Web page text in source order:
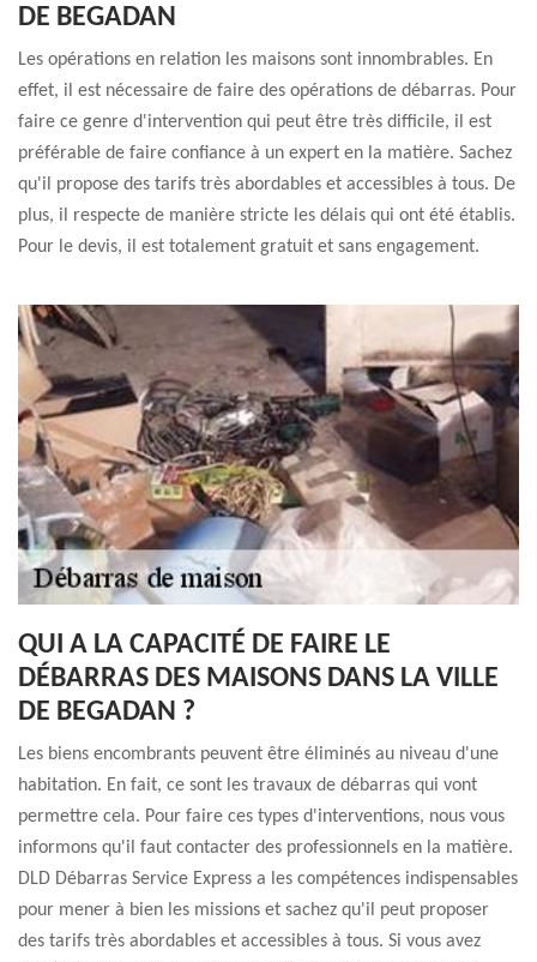
DE BEGADAN
Les opérations en relation les maisons sont innombrables. En
effet, il est nécessaire de faire des opérations de débarras. Pour
faire ce genre d'intervention qui peut être très difficile, il est
préférable de faire confiance à un expert en la matière. Sachez
qu'il propose des tarifs très abordables et accessibles à tous. De
plus, il respecte de manière stricte les délais qui ont été établis.
Pour le devis, il est totalement gratuit et sans engagement.
QUI A LA CAPACITÉ DE FAIRE LE
DÉBARRAS DES MAISONS DANS LA VILLE
DE BEGADAN ?
Les biens encombrants peuvent être éliminés au niveau d'une
habitation. En fait, ce sont les travaux de débarras qui vont
permettre cela. Pour faire ces types d'interventions, nous vous
informons qu'il faut contacter des professionnels en la matière.
DLD Débarras Service Express a les compétences indispensables
pour mener à bien les missions et sachez qu'il peut proposer
des tarifs très abordables et accessibles à tous. Si vous avez